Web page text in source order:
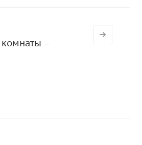
комнаты –